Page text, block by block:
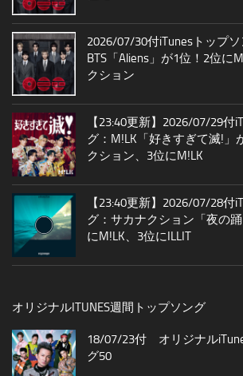
2026/07/30付iTunesトップソ
BTS「Aliens」が1位！2位に
クション
【23:40更新】2026/07/29付
グ：M!LK「好きすぎて滅!」
クション、3位にM!LK
【23:40更新】2026/07/28付
グ：サカナクション「夜の
にM!LK、3位にILLIT
オリジナルITUNES週間トップソング
18/07/23付 オリジナル
グ50